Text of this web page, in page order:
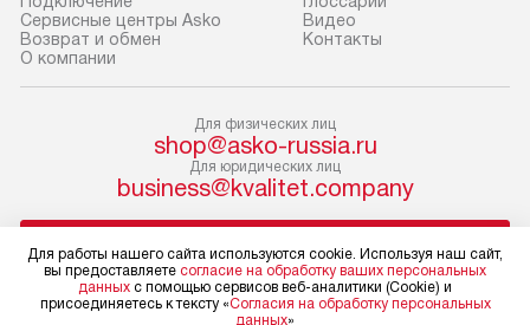
Пожалуйста, уточняйте условия
доставки у менеджера при
оформлении заказа.
В оговоренный день служба
доставки доставит упакованный
прибор до двери или прихожей.
Если необходимо переместить
прибор до места установки,
пожалуйста, предварительно
уточните это с менеджером.
соединение
монтаж техники
на место с
подключение к
коммуникациям,
Сервисные центры Asko
Возврат и обмен
О компании
Видео
Контакты
Для физических лиц
shop@asko-russia.ru
Для юридических лиц
business@kvalitet.company
Политика конфиденциальности
Для работы нашего сайта используются cookie. Используя наш сайт,
вы предоставляете согласие на обработку ваших персональных
данных с помощью сервисов веб-аналитики (Cookie) и
присоединяетесь к тексту «Согласия на обработку персональных
данных»